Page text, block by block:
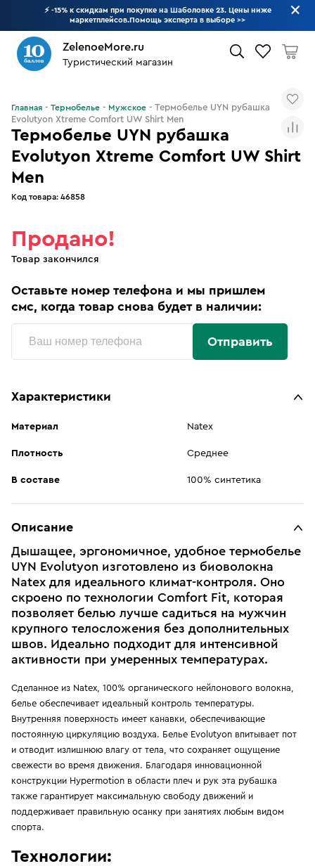
⚡ -15% к скидкам при покупке на Шаболовке 23. Цены ниже
маркетплейсов.Помощь эксперта в выборе >>
ZelenoeMore.ru
Туристический магазин
Термобелье UYN рубашка
Evolutyon Xtreme Comfort UW Shirt
Men
Код товара: 46858
Главная Термобелье Мужское
Термобелье UYN рубашка
Evolutyon Xtreme Comfort UW Shirt Men
Продано!
Товар закончился
Оставьте номер телефона и мы пришлем
смс, когда товар снова будет в наличии:
Отправить
Характеристики
Материал Natex
Плотность Среднее
В составе 100% синтетика
Описание
Дышащее, эргономичное, удобное термобелье
UYN Evolutyon изготовлено из биоволокна
Natex для идеального климат-контроля. Оно
скроено по технологии Comfort Fit, которая
позволяет белью лучше садиться на мужчин
крупного телосложения без дополнительных
швов. Идеально подходит для интенсивной
активности при умеренных температурах.
Сделанное из Natex, 100% органического нейлонового волокна,
белье обеспечивает идеальный контроль температуры.
Внутренняя поверхность имеет канавки, обеспечивающие
постоянную циркуляцию воздуха. Белье Evolutyon впитывает пот
и отводит излишнюю влагу от тела, что сохраняет ощущение
свежести во время движения. Благодаря инновационной
конструкции Hypermotion в области плеч и рук эта рубашка
также гарантирует максимальную свободу движений и
поддерживает правильную осанку при занятиях любым видом
спорта.
Технологии: